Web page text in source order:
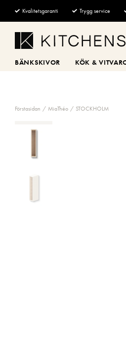
Kvalitetsgaranti Trygg service
BÄNKSKIVOR KÖK &
Förstasidan MiaThéo STOCKHOLM